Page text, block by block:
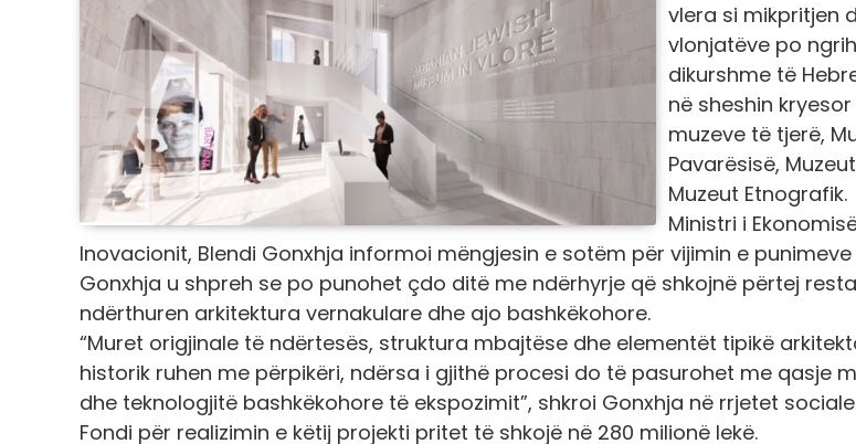
vlera si mikpritjen
vlonjatëve po
dikurshme të
në sheshin
muzeve të tjerë,
Pavarësisë,
Muzeut Etnografik.
Ministri i
Inovacionit, Blendi Gonxhja informoi mëngjesin e sotëm për vijimin e
Gonxhja u shpreh se po punohet çdo ditë me ndërhyrje që shkojnë përtej
ndërthuren arkitektura vernakulare dhe ajo bashkëkohore.
“Muret origjinale të ndërtesës, struktura mbajtëse dhe elementët tipikë
historik ruhen me përpikëri, ndërsa i gjithë procesi do të pasurohet me qasje
dhe teknologjitë bashkëkohore të ekspozimit”, shkroi Gonxhja në rrjetet
Fondi për realizimin e këtij projekti pritet të shkojë në 280 milionë lekë.